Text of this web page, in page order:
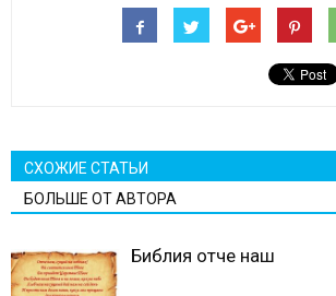
СХОЖИЕ СТАТЬИ
БОЛЬШЕ ОТ АВТОРА
Библия отче наш